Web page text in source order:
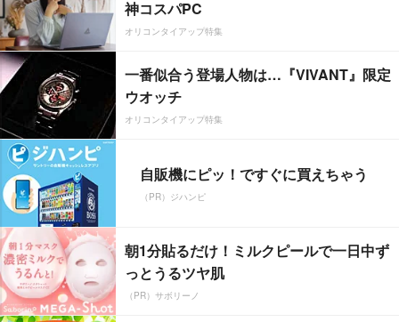
神コスパPC
オリコンタイアップ特集
一番似合う登場人物は…『VIVANT』限定
ウオッチ
オリコンタイアップ特集
自販機にピッ！ですぐに買えちゃう
（PR）ジハンピ
朝1分貼るだけ！ミルクピールで一日中ず
っとうるツヤ肌
（PR）サボリーノ